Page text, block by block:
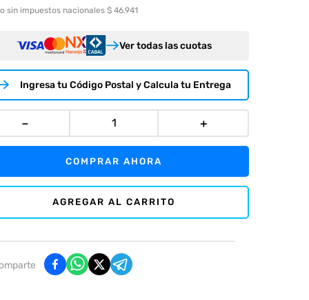
sin impuestos nacionales $ 46.941
Ver todas las cuotas
Ingresa tu Código Postal y Calcula tu Entrega
＋
－
COMPRAR AHORA
AGREGAR AL CARRITO